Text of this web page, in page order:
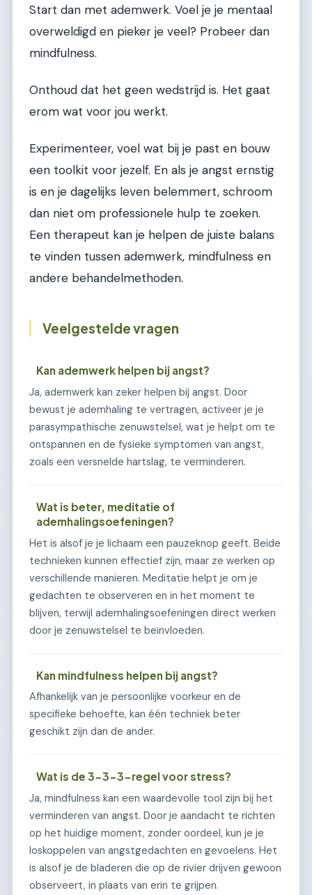
Start dan met ademwerk. Voel je je mentaal
overweldigd en pieker je veel? Probeer dan
mindfulness.
Onthoud dat het geen wedstrijd is. Het gaat
erom wat voor jou werkt.
Experimenteer, voel wat bij je past en bouw
een toolkit voor jezelf. En als je angst ernstig
is en je dagelijks leven belemmert, schroom
dan niet om professionele hulp te zoeken.
Een therapeut kan je helpen de juiste balans
te vinden tussen ademwerk, mindfulness en
andere behandelmethoden.
Veelgestelde vragen
Kan ademwerk helpen bij angst?
Ja, ademwerk kan zeker helpen bij angst. Door
bewust je ademhaling te vertragen, activeer je je
parasympathische zenuwstelsel, wat je helpt om te
ontspannen en de fysieke symptomen van angst,
zoals een versnelde hartslag, te verminderen.
Wat is beter, meditatie of
ademhalingsoefeningen?
Het is alsof je je lichaam een pauzeknop geeft. Beide
technieken kunnen effectief zijn, maar ze werken op
verschillende manieren. Meditatie helpt je om je
gedachten te observeren en in het moment te
blijven, terwijl ademhalingsoefeningen direct werken
door je zenuwstelsel te beïnvloeden.
Kan mindfulness helpen bij angst?
Afhankelijk van je persoonlijke voorkeur en de
specifieke behoefte, kan één techniek beter
geschikt zijn dan de ander.
Wat is de 3-3-3-regel voor stress?
Ja, mindfulness kan een waardevolle tool zijn bij het
verminderen van angst. Door je aandacht te richten
op het huidige moment, zonder oordeel, kun je je
loskoppelen van angstgedachten en gevoelens. Het
is alsof je de bladeren die op de rivier drijven gewoon
observeert, in plaats van erin te grijpen.